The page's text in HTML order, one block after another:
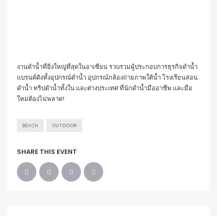
งานดำน้ำที่ยิ่งใหญ่ที่สุดในอาเซียน รวบรวมผู้ประกอบการธุรกิจดำน้ำ
แบรนด์ดังทั้งอุปกรณ์ดำน้ำ อุปกรณ์กล้องถ่ายภาพใต้น้ำ โรงเรียนสอน
ดำน้ำ ทริปดำน้ำทั้งใน และต่างประเทศ ที่นักดำน้ำมืออาชีพ และมือ
ใหม่ต้องไม่พลาด!
BEACH OUTDOOR
SHARE THIS EVENT